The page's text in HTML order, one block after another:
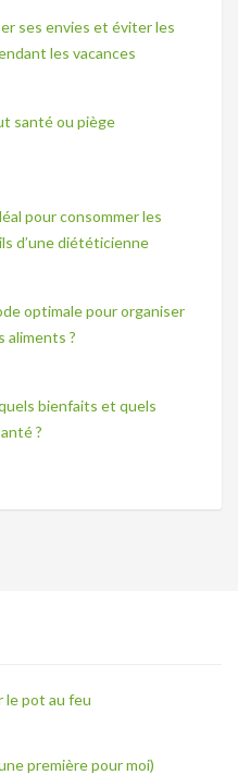
ses envies et éviter les
les vacances
santé ou piège
pour consommer les
d’une diététicienne
optimale pour organiser
aliments ?
bienfaits et quels
?
le pot au feu
première pour moi)